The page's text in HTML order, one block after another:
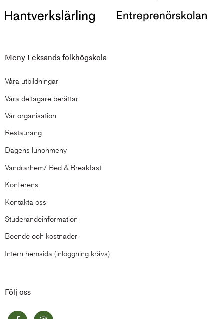
Meny Leksands folkhögskola
Våra utbildningar
Våra deltagare berättar
Vår organisation
Restaurang
Dagens lunchmeny
Vandrarhem/ Bed & Breakfast
Konferens
Kontakta oss
Studerandeinformation
Boende och kostnader
Intern hemsida (inloggning krävs)
Följ oss